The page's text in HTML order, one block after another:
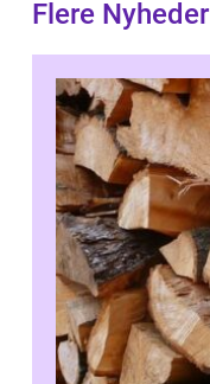
Flere Nyheder